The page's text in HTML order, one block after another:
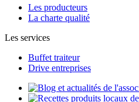
Les producteurs
La charte qualité
Les services
Buffet traiteur
Drive entreprises